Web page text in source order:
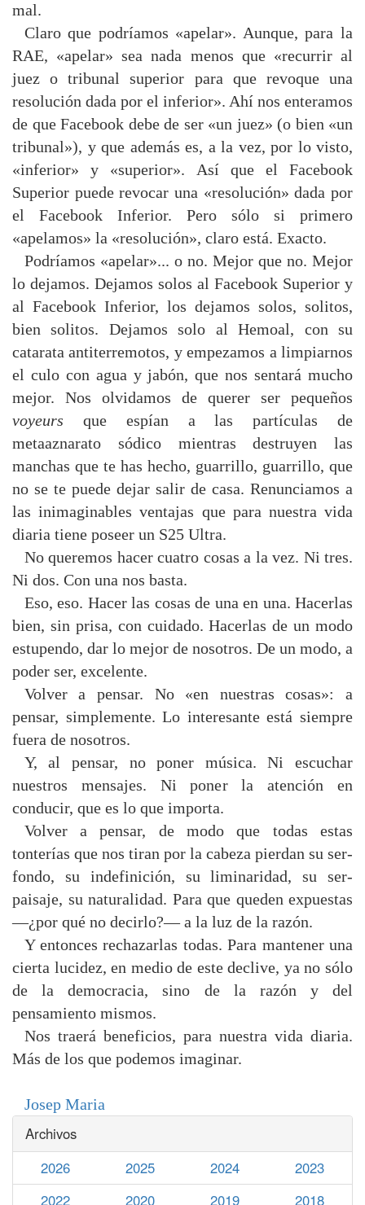
mal.
Claro que podríamos «apelar». Aunque, para la
RAE, «apelar» sea nada menos que «recurrir al
juez o tribunal superior para que revoque una
resolución dada por el inferior». Ahí nos enteramos
de que Facebook debe de ser «un juez» (o bien «un
tribunal»), y que además es, a la vez, por lo visto,
«inferior» y «superior». Así que el Facebook
Superior puede revocar una «resolución» dada por
el Facebook Inferior. Pero sólo si primero
«apelamos» la «resolución», claro está. Exacto.
Podríamos «apelar»... o no. Mejor que no. Mejor
lo dejamos. Dejamos solos al Facebook Superior y
al Facebook Inferior, los dejamos solos, solitos,
bien solitos. Dejamos solo al Hemoal, con su
catarata antiterremotos, y empezamos a limpiarnos
el culo con agua y jabón, que nos sentará mucho
mejor. Nos olvidamos de querer ser pequeños
voyeurs que espían a las partículas de
metaaznarato sódico mientras destruyen las
manchas que te has hecho, guarrillo, guarrillo, que
no se te puede dejar salir de casa. Renunciamos a
las inimaginables ventajas que para nuestra vida
diaria tiene poseer un S25 Ultra.
No queremos hacer cuatro cosas a la vez. Ni tres.
Ni dos. Con una nos basta.
Eso, eso. Hacer las cosas de una en una. Hacerlas
bien, sin prisa, con cuidado. Hacerlas de un modo
estupendo, dar lo mejor de nosotros. De un modo, a
poder ser, excelente.
Volver a pensar. No «en nuestras cosas»: a
pensar, simplemente. Lo interesante está siempre
fuera de nosotros.
Y, al pensar, no poner música. Ni escuchar
nuestros mensajes. Ni poner la atención en
conducir, que es lo que importa.
Volver a pensar, de modo que todas estas
tonterías que nos tiran por la cabeza pierdan su ser-
fondo, su indefinición, su liminaridad, su ser-
paisaje, su naturalidad. Para que queden expuestas
—¿por qué no decirlo?— a la luz de la razón.
Y entonces rechazarlas todas. Para mantener una
cierta lucidez, en medio de este declive, ya no sólo
de la democracia, sino de la razón y del
pensamiento mismos.
Nos traerá beneficios, para nuestra vida diaria.
Más de los que podemos imaginar.
Josep Maria
Archivos
2026
2025 2024
2023
2022
2020 2019 2018